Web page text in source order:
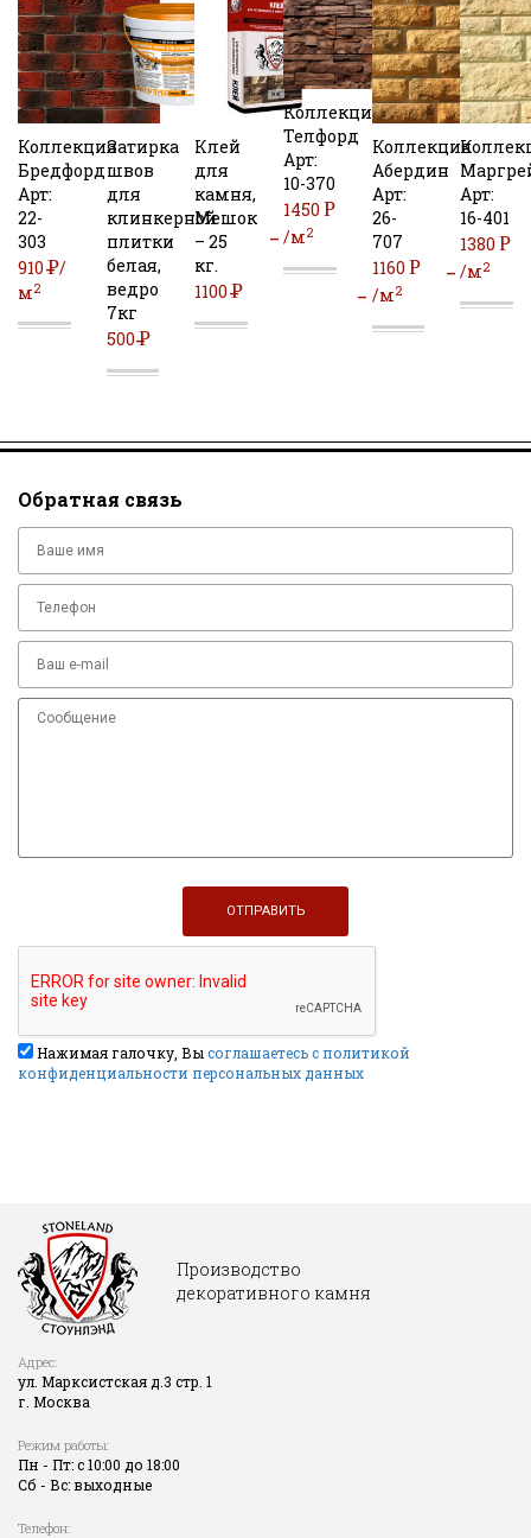
Коллекция
Бредфорд
Арт:
22-
303
910Р/
м2
Затирка
швов
для
клинкерной
плитки
белая,
ведро
7кг
500Р
УБ
Клей
для
камня,
Мешок
– 25
кг.
1100Р
УБ
Коллекция
Телфорд
Арт:
10-370
1450 Р
УБ
/м2
Коллекция
Абердин
Арт:
26-
707
1160 Р
УБ
/м2
Арт:
16-401
1380Р
УБ
/м2
Обратная связь
Нажимая галочку, Вы соглашаетесь с политикой
конфиденциальности персональных данных
Производство
декоративного камня
Адрес:
ул. Марксистская д.3 стр. 1
г. Москва
Режим работы:
Пн - Пт: с 10:00 до 18:00
Сб - Вс: выходные
Телефон: